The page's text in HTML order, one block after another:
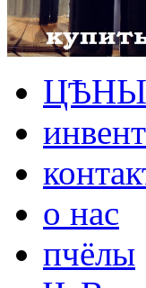
ЦѢНЫ
о нас
пчёлы